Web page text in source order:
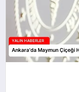
SAĞLIK